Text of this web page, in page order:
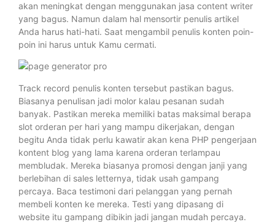
akan meningkat dengan menggunakan jasa content writer
yang bagus. Namun dalam hal mensortir penulis artikel
Anda harus hati-hati. Saat mengambil penulis konten poin-
poin ini harus untuk Kamu cermati.
Track record penulis konten tersebut pastikan bagus.
Biasanya penulisan jadi molor kalau pesanan sudah
banyak. Pastikan mereka memiliki batas maksimal berapa
slot orderan per hari yang mampu dikerjakan, dengan
begitu Anda tidak perlu kawatir akan kena PHP pengerjaan
kontent blog yang lama karena orderan terlampau
membludak. Mereka biasanya promosi dengan janji yang
berlebihan di sales letternya, tidak usah gampang
percaya. Baca testimoni dari pelanggan yang pernah
membeli konten ke mereka. Testi yang dipasang di
website itu gampang dibikin jadi jangan mudah percaya.